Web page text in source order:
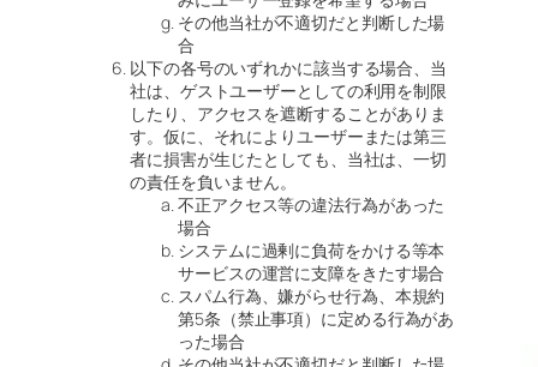
その他当社が不適切だと判断した場
合
以下の各号のいずれかに該当する場合、当
社は、ゲストユーザーとしての利用を制限
したり、アクセスを遮断することがありま
す。仮に、それによりユーザーまたは第三
者に損害が生じたとしても、当社は、一切
の責任を負いません。
不正アクセス等の違法行為があった
場合
システムに過剰に負荷をかける等本
サービスの運営に支障をきたす場合
スパム行為、嫌がらせ行為、本規約
第5条（禁止事項）に定める行為があ
った場合